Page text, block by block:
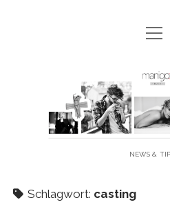
MANIGOO
MANIGOO
IMPRESSUM &
Menü
öffnen
Manigoo
NEWS &
Schlagwort: casting